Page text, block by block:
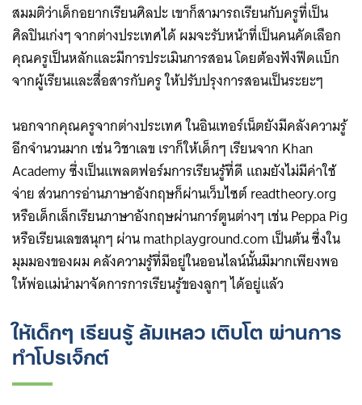
สมมติว่าเด็กอยากเรียนศิลปะ เขาก็สามารถเรียนกับครูที่เป็น
ศิลปินเก่งๆ จากต่างประเทศได้ ผมจะรับหน้าที่เป็นคนคัดเลือก
คุณครูเป็นหลักและมีการประเมินการสอน โดยต้องฟังฟีดแบ็ก
จากผู้เรียนและสื่อสารกับครู ให้ปรับปรุงการสอนเป็นระยะๆ
นอกจากคุณครูจากต่างประเทศ ในอินเทอร์เน็ตยังมีคลังความรู้
อีกจำนวนมาก เช่น วิชาเลข เราก็ให้เด็กๆ เรียนจาก Khan
Academy ซึ่งเป็นแพลตฟอร์มการเรียนรู้ที่ดี แถมยังไม่มีค่าใช้
จ่าย ส่วนการอ่านภาษาอังกฤษก็ผ่านเว็บไซต์ readtheory.org
หรือเด็กเล็กเรียนภาษาอังกฤษผ่านการ์ตูนต่างๆ เช่น Peppa Pig
หรือเรียนเลขสนุกๆ ผ่าน mathplayground.com เป็นต้น ซึ่งใน
มุมมองของผม คลังความรู้ที่มีอยู่ในออนไลน์นั้นมีมากเพียงพอ
ให้พ่อแม่นำมาจัดการการเรียนรู้ของลูกๆ ได้อยู่แล้ว
ให้เด็กๆ เรียนรู้ ล้มเหลว เติบโต ผ่านการ
ทำโปรเจ็กต์